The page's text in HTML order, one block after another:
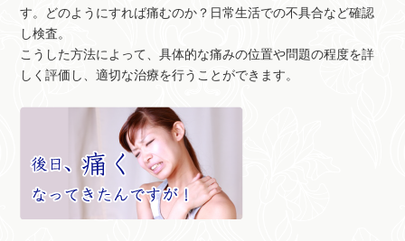
す。どのようにすれば痛むのか？日常生活での不具合など確認
し検査。
こうした方法によって、具体的な痛みの位置や問題の程度を詳
しく評価し、適切な治療を行うことができます。